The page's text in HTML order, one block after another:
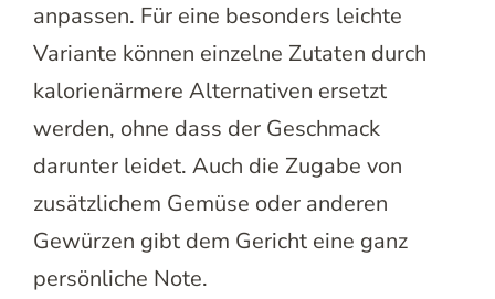
anpassen. Für eine besonders leichte
Variante können einzelne Zutaten durch
kalorienärmere Alternativen ersetzt
werden, ohne dass der Geschmack
darunter leidet. Auch die Zugabe von
zusätzlichem Gemüse oder anderen
Gewürzen gibt dem Gericht eine ganz
persönliche Note.